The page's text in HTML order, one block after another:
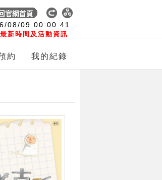
08/09 00:00:42
新時間及活動資訊
約 我的紀錄